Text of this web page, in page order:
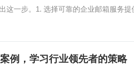
这一步。1. 选择可靠的企业邮箱服务提
例，学习行业领先者的策略